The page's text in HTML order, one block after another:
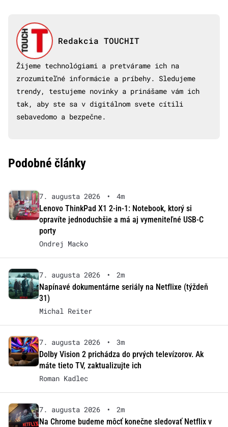
Redakcia TOUCHIT
Žijeme technológiami a pretvárame ich na
zrozumiteľné informácie a príbehy. Sledujeme
trendy, testujeme novinky a prinášame vám ich
tak, aby ste sa v digitálnom svete cítili
sebavedomo a bezpečne.
Podobné články
7. augusta 2026 •
4m
Lenovo ThinkPad X1 2-in-1: Notebook, ktorý si
opravíte jednoduchšie a má aj vymeniteľné USB-C
porty
Ondrej Macko
7. augusta 2026 •
2m
Napínavé dokumentárne seriály na Netflixe (týždeň
31)
Michal Reiter
7. augusta 2026 •
3m
Dolby Vision 2 prichádza do prvých televízorov. Ak
máte tieto TV, zaktualizujte ich
Roman Kadlec
7. augusta 2026 •
2m
Na Chrome budeme môcť konečne sledovať Netflix v